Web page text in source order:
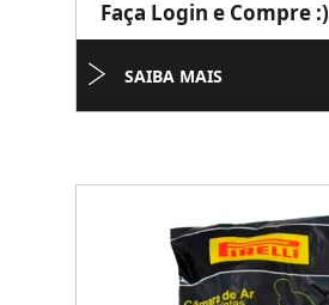
Faça Login e Compre :)
SAIBA MAIS